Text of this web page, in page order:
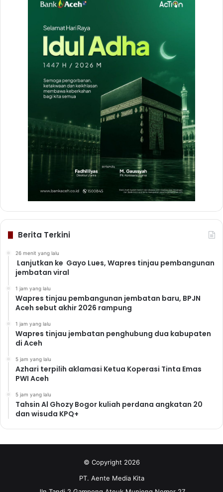
Berita Terkini
26 menit yang lalu
Lanjutkan ke Gayo Lues, Wapres tinjau pembangunan
jembatan viral
1 jam yang lalu
Wapres tinjau pembangunan jembatan baru, BPJN
Aceh sebut akhir 2026 rampung
1 jam yang lalu
Wapres tinjau jembatan penghubung dua kabupaten
di Aceh
5 jam yang lalu
Azhari terpilih aklamasi Ketua Koperasi Tinta Emas
PWI Aceh
5 jam yang lalu
Tahsin Al Ghozy Bogor kuliah perdana angkatan 20
dan wisuda KPQ+
© Copyright 2026
PT. Aente Media Kita